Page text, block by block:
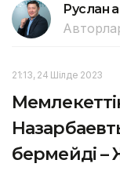
Руслан
21:13, 24 Шілде 2023
бермейді